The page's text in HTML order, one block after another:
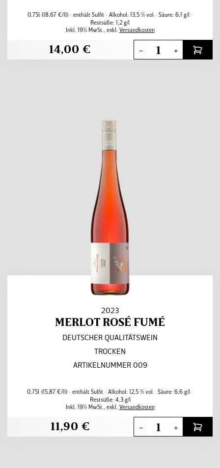
0,75l (18,67 €/1l) enthält Sulfit Alkohol: 13,5 % vol Säure: 6,1 g/l
Restsüße: 1,2 g/l
14,00 €
Inkl. 19% MwSt. exkl. Versandkosten
- +
2023
MERLOT ROSÉ FUMÉ
DEUTSCHER QUALITÄTSWEIN
TROCKEN
ARTIKELNUMMER 009
0,75l (15,87 €/1l) enthält Sulfit Alkohol: 12,5 % vol Säure: 6,6 g/l
Restsüße: 4,3 g/l
11,90 €
Inkl. 19% MwSt., exkl. Versandkosten
- +